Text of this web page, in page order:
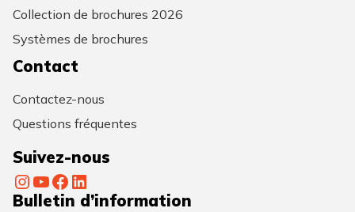
Collection de brochures 2026
Systèmes de brochures
Contact
Contactez-nous
Questions fréquentes
Suivez-nous
InstagramYouTube Facebook LinkedIn
Bulletin d’information